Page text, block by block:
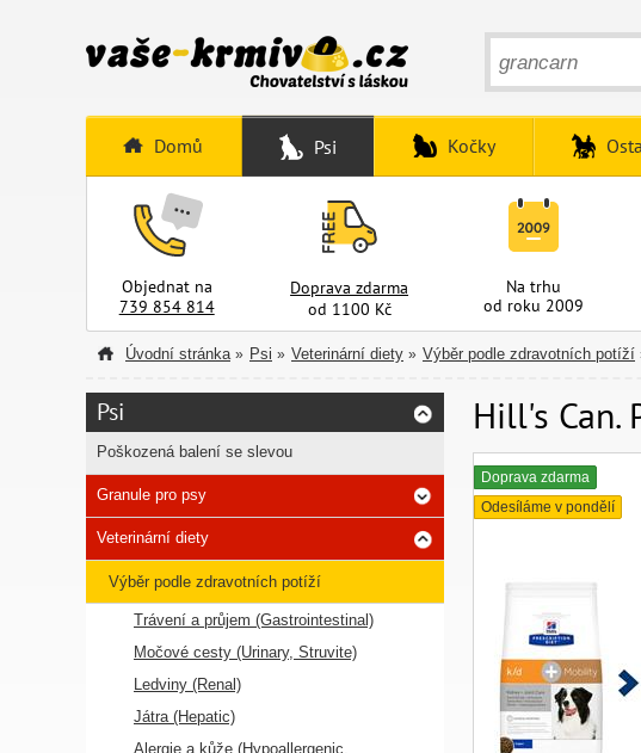
Domů Psi Kočky
Objednat na
739 854 814
Doprava zdarma
od 1100 Kč
Na trhu
od roku 2009
Úvodní stránka » Psi » Veterinární diety » Výběr podle zdravotních potíží
Hill's Can.
Doprava zdarma
Odesíláme v pondělí
Psi
Poškozená balení se slevou
Granule pro psy
Veterinární diety
Výběr podle zdravotních potíží
Trávení a průjem (Gastrointestinal)
Močové cesty (Urinary, Struvite)
Ledviny (Renal)
Játra (Hepatic)
Alergie a kůže (Hypoallergenic,